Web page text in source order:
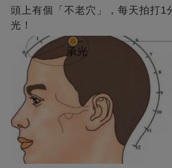
頭上有個「不老穴」，每天拍打1
光！